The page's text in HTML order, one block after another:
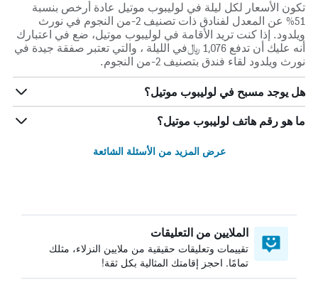
تكون الأسعار لكل ليلة في لوليبوب موتيل عادة أرخص بنسبة
51% عن المعدل لفنادق ذات تصنيف 2-من النجوم في نورث
ويلدود. إذا كنت تريد الأقامة في لوليبوب موتيل، ضع في اعتبارك
أنه عليك أن تدفع 1,076 ﷼في الليلة ، والتي تعتبر صفقة جيدة في
نورث ويلدود لقاء فندق بتصنيف 2-من النجوم.
هل يوجد مسبح في لوليبوب موتيل؟
ما هو رقم هاتف لوليبوب موتيل؟
عرض المزيد من الأسئلة الشائعة
الملايين من التعليقات
تقييمات وتعليقات حقيقية من ملايين النزلاء، مثلك
تمامًا. احجز إقامتك المثالية بكل ثقة!